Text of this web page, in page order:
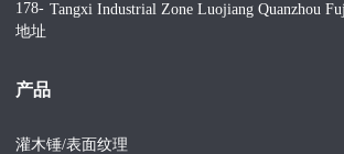
Tangxi Industrial Zone Luojiang Quanzhou
产品
灌木锤/表面纹理